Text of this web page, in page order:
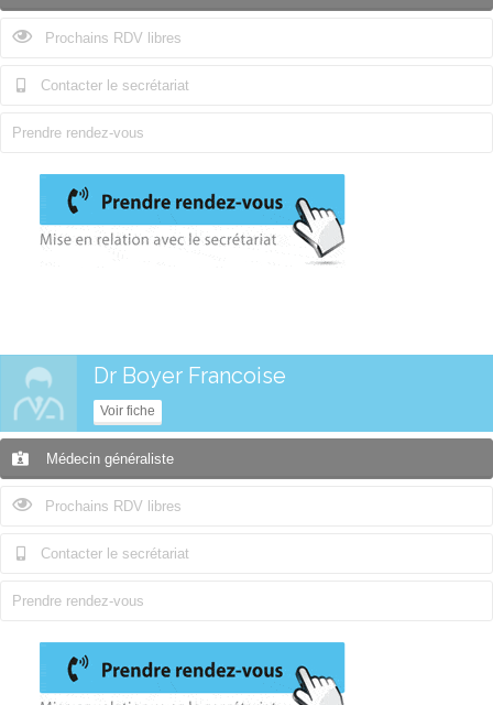
Prochains RDV libres
Contacter le secrétariat
Prendre rendez-vous
Dr Boyer Francoise
Voir fiche
Médecin généraliste
Prochains RDV libres
Contacter le secrétariat
Prendre rendez-vous